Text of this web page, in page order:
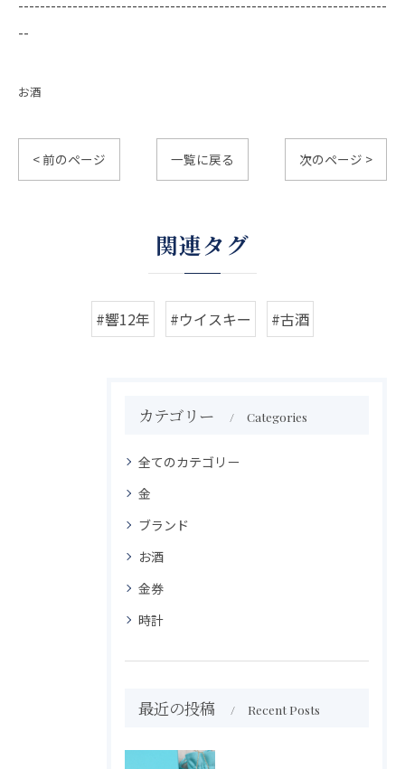
--------------------------------------------------------------------
--
お酒
< 前のページ 一覧に戻る 次のページ >
関連タグ
#響12年 #ウイスキー #古酒
カテゴリー Categories
全てのカテゴリー
金
ブランド
お酒
金券
時計
最近の投稿 Recent Posts